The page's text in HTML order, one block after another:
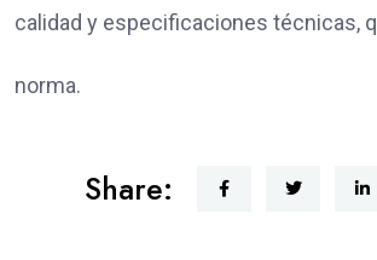
calidad y especificaciones técnicas,
norma.
Share: